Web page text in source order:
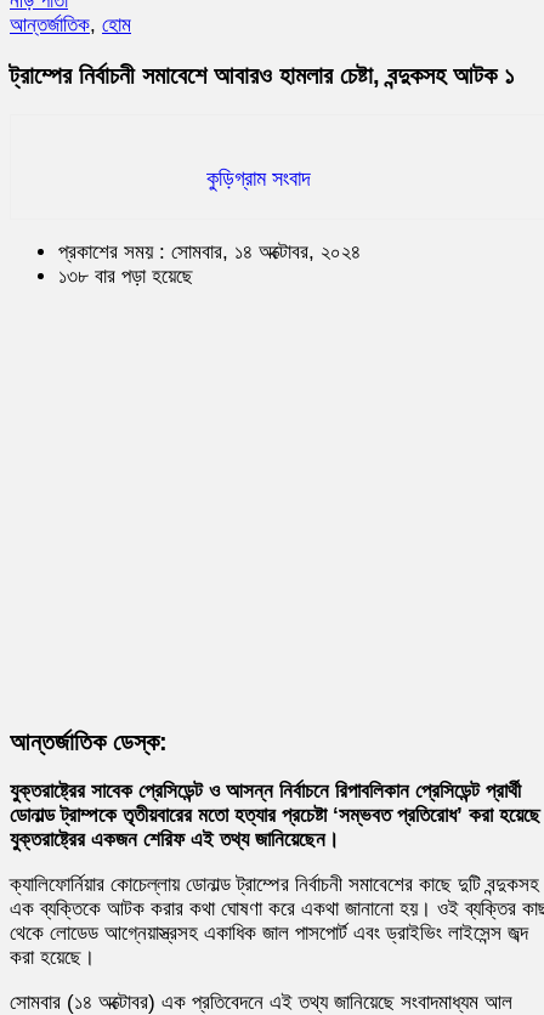
আন্তর্জাতিক, হোম
ট্রাম্পের নির্বাচনী সমাবেশে আবারও হামলার চেষ্টা, বন্দুকসহ আটক ১
কুড়িগ্রাম সংবাদ
প্রকাশের সময় : সোমবার, ১৪ অক্টোবর, ২০২৪
১৩৮ বার পড়া হয়েছে
আন্তর্জাতিক ডেস্ক:
যুক্তরাষ্ট্রের সাবেক প্রেসিডেন্ট ও আসন্ন নির্বাচনে রিপাবলিকান প্রেসিডেন্ট প্রার্থী
ডোনাল্ড ট্রাম্পকে তৃতীয়বারের মতো হত্যার প্রচেষ্টা ‘সম্ভবত প্রতিরোধ’ করা
যুক্তরাষ্ট্রের একজন শেরিফ এই তথ্য জানিয়েছেন।
ক্যালিফোর্নিয়ার কোচেল্লায় ডোনাল্ড ট্রাম্পের নির্বাচনী সমাবেশের কাছে দুটি বন্দুকসহ
এক ব্যক্তিকে আটক করার কথা ঘোষণা করে একথা জানানো হয়। ওই ব্যক্তির
থেকে লোডেড আগ্নেয়াস্ত্রসহ একাধিক জাল পাসপোর্ট এবং ড্রাইভিং লাইসেন্স জব্দ
করা হয়েছে।
সোমবার (১৪ অক্টোবর) এক প্রতিবেদনে এই তথ্য জানিয়েছে সংবাদমাধ্যম আল